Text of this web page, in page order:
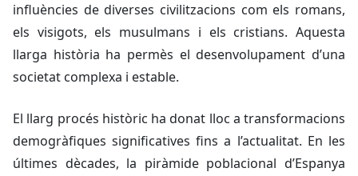
influències de diverses civilitzacions com els romans,
els visigots, els musulmans i els cristians. Aquesta
llarga història ha permès el desenvolupament d’una
societat complexa i estable.
El llarg procés històric ha donat lloc a transformacions
demogràfiques significatives fins a l’actualitat. En les
últimes dècades, la piràmide poblacional d’Espanya